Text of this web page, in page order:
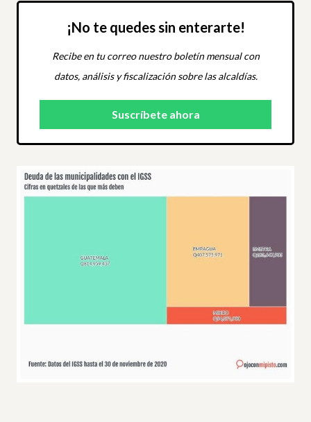
¡No te quedes sin enterarte!
Recibe en tu correo nuestro boletín mensual con
datos, análisis y fiscalización sobre las alcaldías.